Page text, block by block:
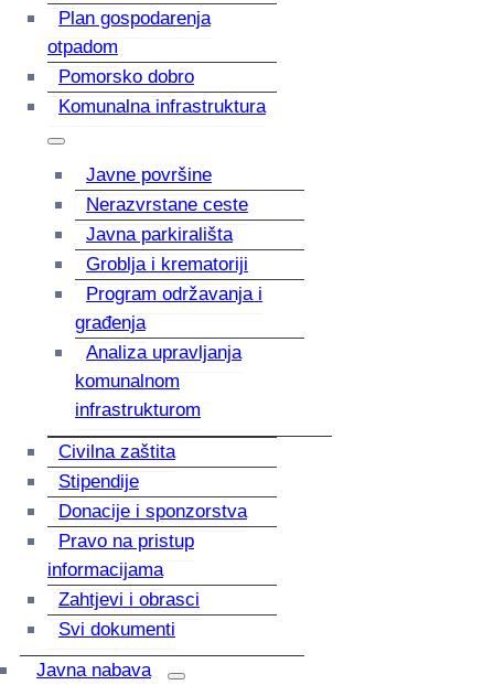
Plan gospodarenja
otpadom
Pomorsko dobro
Komunalna infrastruktura
Javne površine
Nerazvrstane ceste
Javna parkirališta
Groblja i krematoriji
Program održavanja i
građenja
Analiza upravljanja
komunalnom
infrastrukturom
Civilna zaštita
Stipendije
Donacije i sponzorstva
Pravo na pristup
informacijama
Zahtjevi i obrasci
Svi dokumenti
Javna nabava